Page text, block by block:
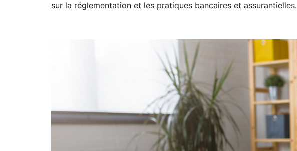
sur la réglementation et les pratiques bancaires et assurantielles.